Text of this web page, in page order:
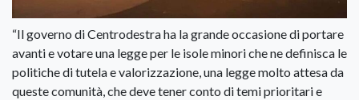
“Il governo di Centrodestra ha la grande occasione di portare
avanti e votare una legge per le isole minori che ne definisca le
politiche di tutela e valorizzazione, una legge molto attesa da
queste comunità, che deve tener conto di temi prioritari e